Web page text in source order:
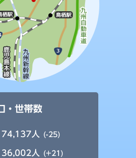
・世帯数
74,137人 (-25)
36,002人 (+21)